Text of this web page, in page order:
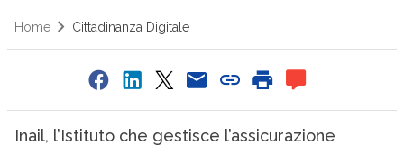
Home Cittadinanza Digitale
Inail, l’Istituto che gestisce l’assicurazione